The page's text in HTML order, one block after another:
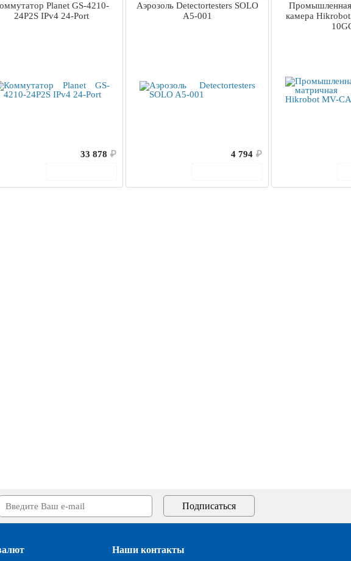
Planet GS-4210-
24P2S IPv4 24-Port
33 878 ₽
Аэрозоль Detectortesters SOLO
A5-001
4 794 ₽
камера
Наши контакты